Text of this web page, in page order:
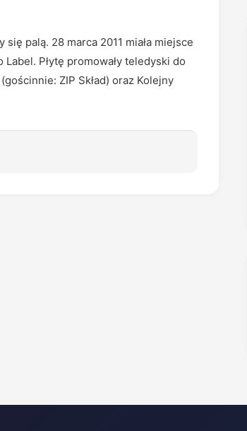
palą. 28 marca 2011 miała miejsce
Płytę promowały teledyski do
ZIP Skład) oraz Kolejny